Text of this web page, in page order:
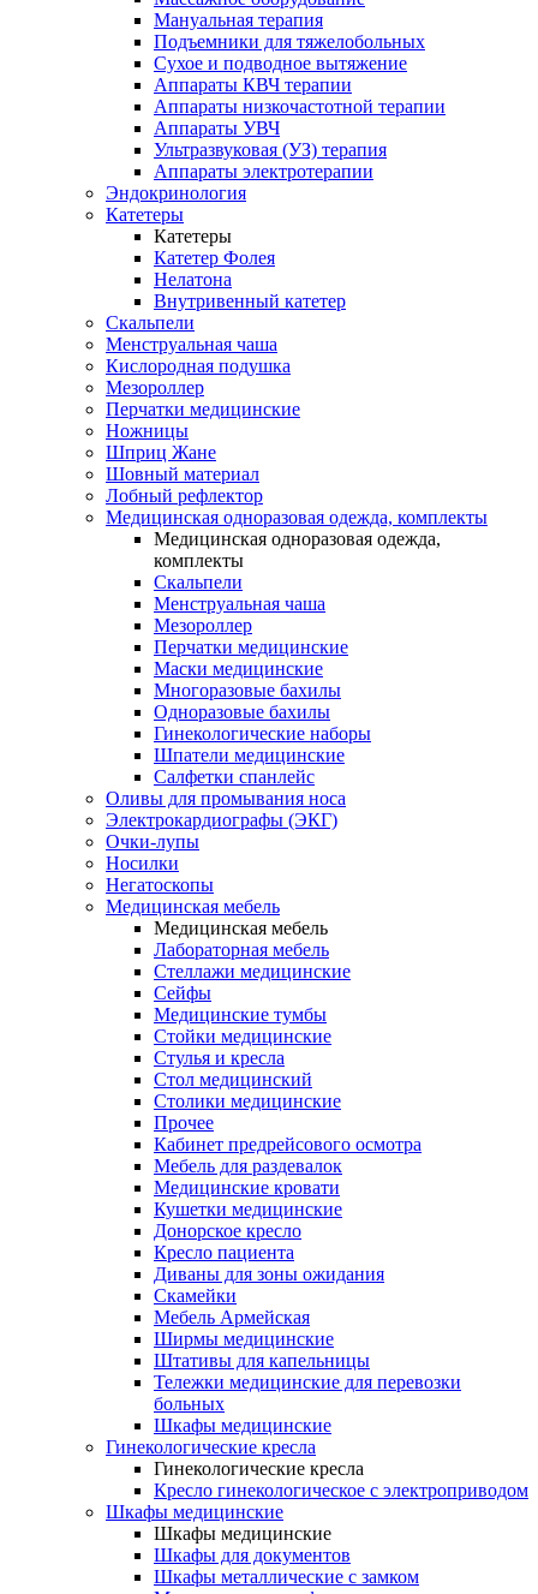
Мануальная терапия
Подъемники для тяжелобольных
Сухое и подводное вытяжение
Аппараты КВЧ терапии
Аппараты низкочастотной терапии
Аппараты УВЧ
Ультразвуковая (УЗ) терапия
Аппараты электротерапии
Эндокринология
Катетеры
Катетеры
Катетер Фолея
Нелатона
Внутривенный катетер
Скальпели
Менструальная чаша
Кислородная подушка
Мезороллер
Перчатки медицинские
Ножницы
Шприц Жане
Шовный материал
Лобный рефлектор
Медицинская одноразовая одежда, комплекты
Медицинская одноразовая одежда,
комплекты
Скальпели
Менструальная чаша
Мезороллер
Перчатки медицинские
Маски медицинские
Многоразовые бахилы
Одноразовые бахилы
Гинекологические наборы
Шпатели медицинские
Салфетки спанлейс
Оливы для промывания носа
Электрокардиографы (ЭКГ)
Очки-лупы
Носилки
Негатоскопы
Медицинская мебель
Медицинская мебель
Лабораторная мебель
Стеллажи медицинские
Сейфы
Медицинские тумбы
Стойки медицинские
Cтулья и кресла
Стол медицинский
Столики медицинские
Прочее
Кабинет предрейсового осмотра
Мебель для раздевалок
Медицинские кровати
Кушетки медицинские
Донорское кресло
Кресло пациента
Диваны для зоны ожидания
Скамейки
Мебель Армейская
Ширмы медицинские
Штативы для капельницы
Тележки медицинские для перевозки
больных
Шкафы медицинские
Гинекологические кресла
Гинекологические кресла
Кресло гинекологическое с электроприводом
Шкафы медицинские
Шкафы медицинские
Шкафы для документов
Шкафы металлические с замком